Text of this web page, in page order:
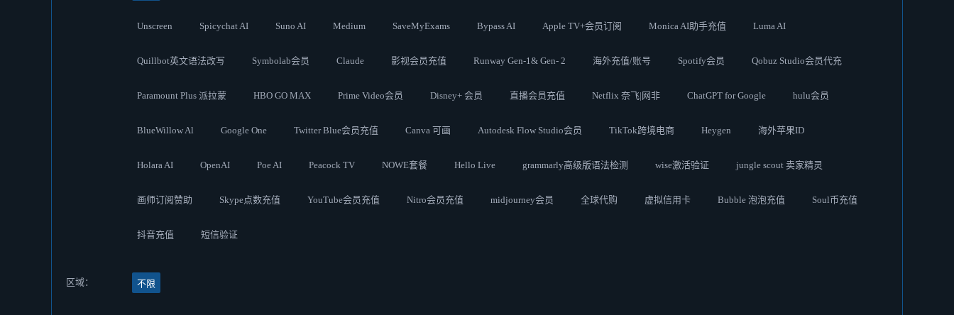
Unscreen Spicychat AI Suno AI Medium SaveMyExams Bypass AI Apple TV+会员订阅 Monica AI助手充值 Luma AI
Quillbot英文语法改写 Symbolab会员 Claude 影视会员充值 Runway Gen-1& Gen- 2 海外充值/账号 Spotify会员 Qobuz Studio会员代充
Paramount Plus 派拉蒙 HBO GO MAX Prime Video会员 Disney+ 会员 直播会员充值 Netflix 奈飞|网非 ChatGPT for Google hulu会员
BlueWillow Al Google One Twitter Blue会员充值 Canva 可画 Autodesk Flow Studio会员 TikTok跨境电商 Heygen 海外苹果ID
Holara AI OpenAI Poe AI Peacock TV NOWE套餐 Hello Live grammarly高级版语法检测 wise激活验证 jungle scout 卖家精灵
画师订阅赞助 Skype点数充值 YouTube会员充值 Nitro会员充值 midjourney会员 全球代购 虚拟信用卡 Bubble 泡泡充值 Soul币充值
抖音充值 短信验证
区域： 不限